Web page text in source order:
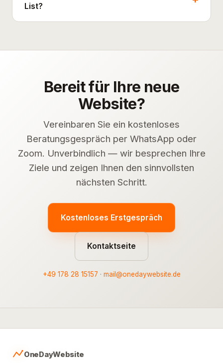
List?
Bereit für Ihre neue
Website?
Vereinbaren Sie ein kostenloses
Beratungsgespräch per WhatsApp oder
Zoom. Unverbindlich — wir besprechen Ihre
Ziele und zeigen Ihnen den sinnvollsten
nächsten Schritt.
Kostenloses Erstgespräch
Kontaktseite
+49 178 28 15157 · mail@onedaywebsite.de
OneDayWebsite